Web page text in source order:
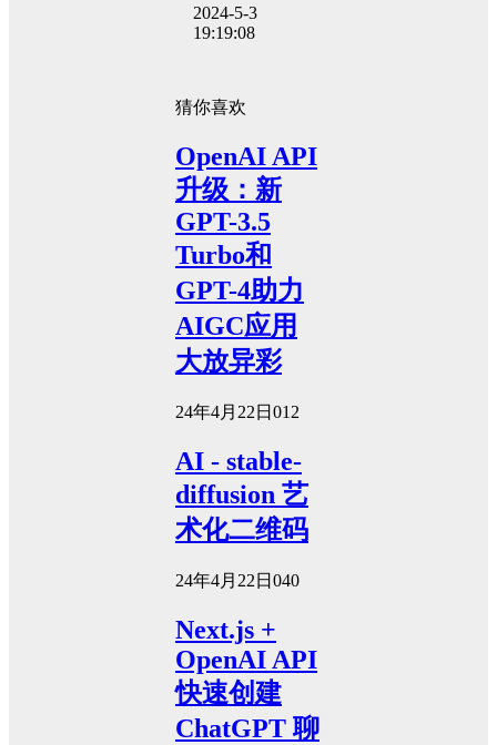
2024-5-3
19:19:08
猜你喜欢
OpenAI API
升级：新
GPT-3.5
Turbo和
GPT-4助力
AIGC应用
大放异彩
24年4月22日 012
AI - stable-
diffusion 艺
术化二维码
24年4月22日 040
Next.js +
OpenAI API
快速创建
ChatGPT 聊